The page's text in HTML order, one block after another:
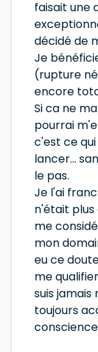
faisait une
décidé de
Je
(rupture
encore
Si ca ne
pourrai
c'est ce
lancer...
le pas.
Je l'ai
n'était
me
mon
eu ce
me
suis
toujours